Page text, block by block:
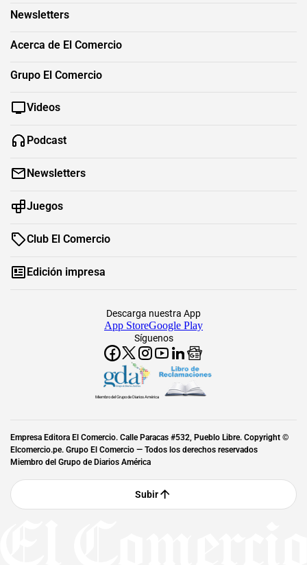
Newsletters
Acerca de El Comercio
Grupo El Comercio
Videos
Podcast
Newsletters
Juegos
Club El Comercio
Edición impresa
Síguenos
Descarga nuestra App
App StoreGoogle Play
Miembro del Grupo de Diarios América
Empresa Editora El Comercio. Calle Paracas #532, Pueblo Libre. Copyright ©
Elcomercio.pe. Grupo El Comercio — Todos los derechos reservados
Miembro del Grupo de Diarios América
Subir